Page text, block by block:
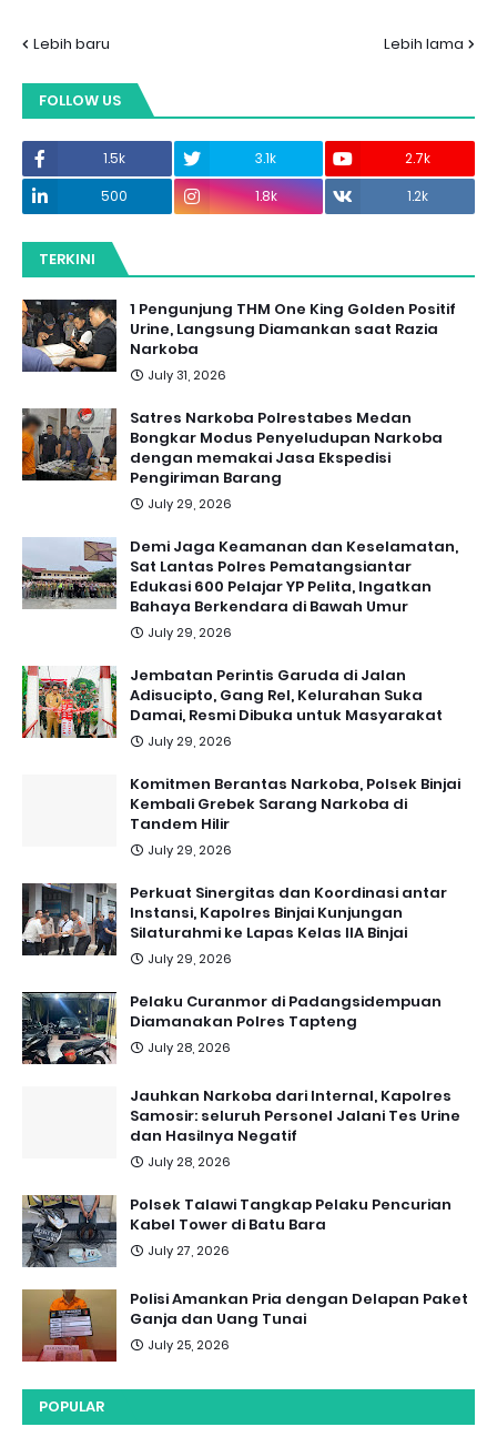
Lebih baru Lebih lama
FOLLOW US
1.5k 3.1k
2.7k
500
1.8k 1.2k
TERKINI
1 Pengunjung THM One King Golden Positif
Urine, Langsung Diamankan saat Razia
Narkoba
July 31, 2026
Satres Narkoba Polrestabes Medan
Bongkar Modus Penyeludupan Narkoba
dengan memakai Jasa Ekspedisi
Pengiriman Barang
July 29, 2026
Demi Jaga Keamanan dan Keselamatan,
Sat Lantas Polres Pematangsiantar
Edukasi 600 Pelajar YP Pelita, Ingatkan
Bahaya Berkendara di Bawah Umur
July 29, 2026
Jembatan Perintis Garuda di Jalan
Adisucipto, Gang Rel, Kelurahan Suka
Damai, Resmi Dibuka untuk Masyarakat
July 29, 2026
Komitmen Berantas Narkoba, Polsek Binjai
Kembali Grebek Sarang Narkoba di
Tandem Hilir
July 29, 2026
Perkuat Sinergitas dan Koordinasi antar
Instansi, Kapolres Binjai Kunjungan
Silaturahmi ke Lapas Kelas IIA Binjai
July 29, 2026
Pelaku Curanmor di Padangsidempuan
Diamanakan Polres Tapteng
July 28, 2026
Jauhkan Narkoba dari Internal, Kapolres
Samosir: seluruh Personel Jalani Tes Urine
dan Hasilnya Negatif
July 28, 2026
Polsek Talawi Tangkap Pelaku Pencurian
Kabel Tower di Batu Bara
July 27, 2026
Polisi Amankan Pria dengan Delapan Paket
Ganja dan Uang Tunai
July 25, 2026
POPULAR